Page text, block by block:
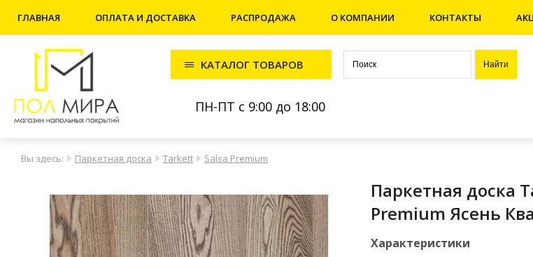
ГЛАВНАЯ ОПЛАТА И ДОСТАВКА РАСПРОДАЖА О КОМПАНИИ КОНТАКТЫ
КАТАЛОГ ТОВАРОВ
ПН-ПТ с 9:00 до 18:00
Вы здесь: Паркетная доска Tarkett Salsa Premium
Паркетная доска
Premium Ясень